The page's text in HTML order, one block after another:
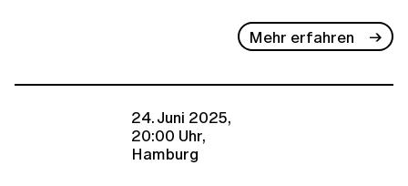
Mehr erfahren
24. Juni 2025,
20:00 Uhr,
Hamburg